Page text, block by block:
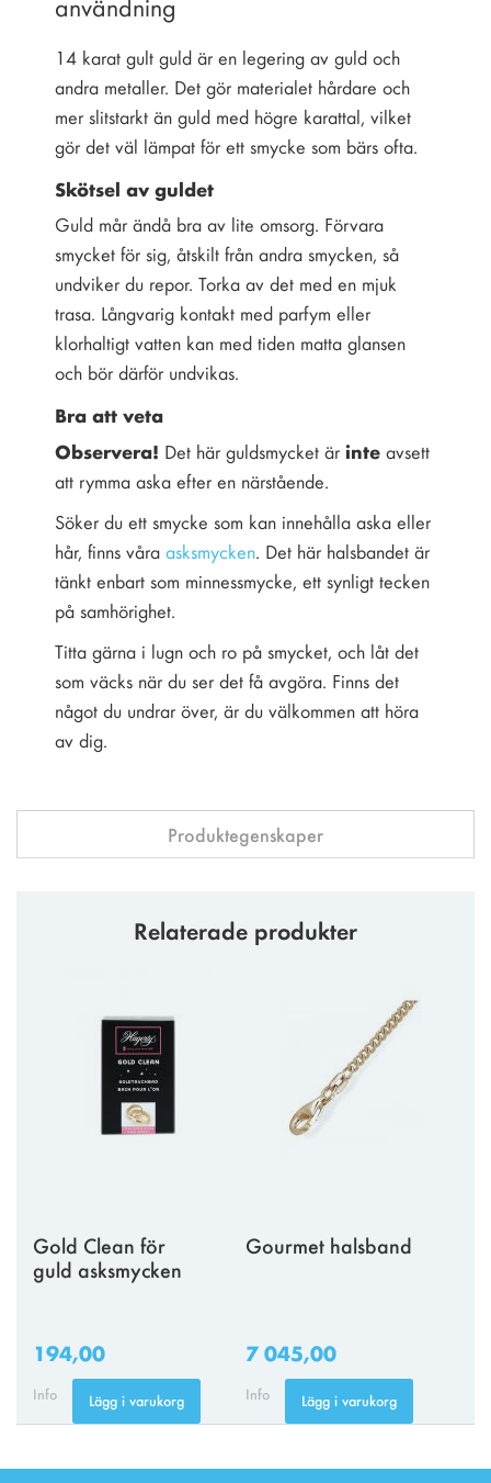
14 karat gult guld är en legering av guld och
andra metaller. Det gör materialet hårdare och
mer slitstarkt än guld med högre karattal, vilket
gör det väl lämpat för ett smycke som bärs ofta.
Skötsel av guldet
Guld mår ändå bra av lite omsorg. Förvara
smycket för sig, åtskilt från andra smycken, så
undviker du repor. Torka av det med en mjuk
trasa. Långvarig kontakt med parfym eller
klorhaltigt vatten kan med tiden matta glansen
och bör därför undvikas.
Bra att veta
Observera! Det här guldsmycket är inte avsett
att rymma aska efter en närstående.
Söker du ett smycke som kan innehålla aska eller
hår, finns våra asksmycken. Det här halsbandet är
tänkt enbart som minnessmycke, ett synligt tecken
på samhörighet.
Titta gärna i lugn och ro på smycket, och låt det
som väcks när du ser det få avgöra. Finns det
något du undrar över, är du välkommen att höra
av dig.
Produktegenskaper
Relaterade produkter
Gold Clean för
guld asksmycken
194,00
Info Lägg i varukorg
Gourmet halsband
7 045,00
Info Lägg i varukorg